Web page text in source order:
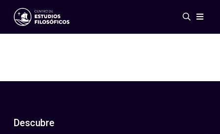
Eventos
ES
EN
Descubre